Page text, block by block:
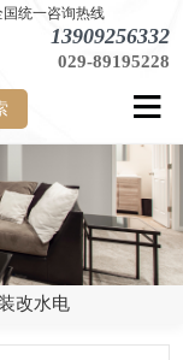
国统一咨询热线
13909256332
029-89195228
改水电